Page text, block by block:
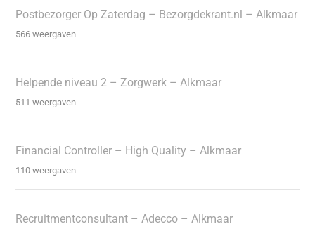
Postbezorger Op Zaterdag – Bezorgdekrant.nl – Alkmaar
566 weergaven
Helpende niveau 2 – Zorgwerk – Alkmaar
511 weergaven
Financial Controller – High Quality – Alkmaar
110 weergaven
Recruitmentconsultant – Adecco – Alkmaar